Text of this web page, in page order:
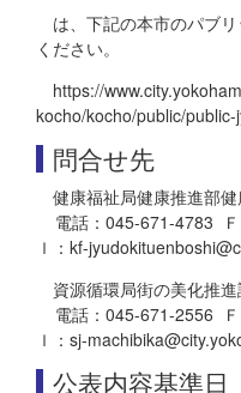
は、下記の本市のパブ
ください。
https://
kocho/kocho/public/public-
問合せ先
健康福祉局健康推進部
電話：045-671-4783
ｌ：kf-
資源循環局街の美化推
電話：045-671-2556
ｌ：sj-
公表内容基準日